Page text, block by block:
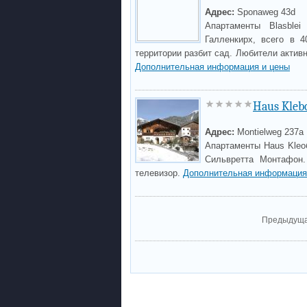
Адрес: Sponaweg 43d
Апартаменты
Галленкирх, всего в
территории разбит сад. Любители
Дополнительная информация и цены
Haus
Адрес: Montielweg 237a
Апартаменты Haus
Сильвретта
телевизор. Дополнительная